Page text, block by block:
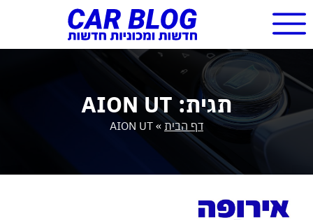
תגית: AION UT
דף הבית »
AION UT